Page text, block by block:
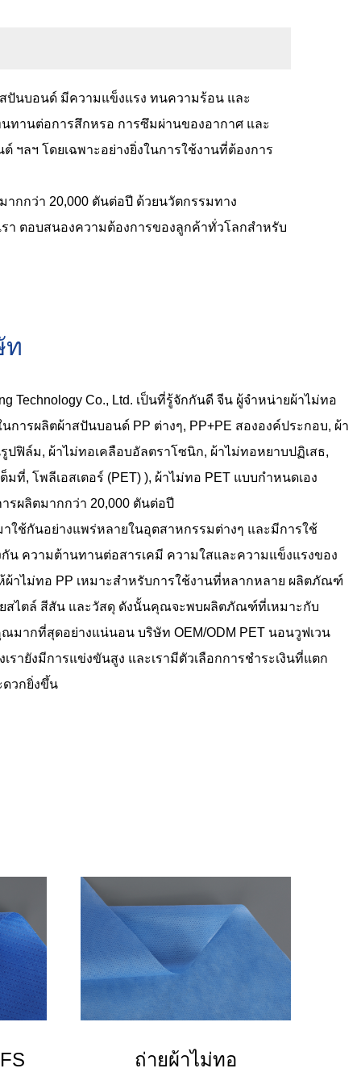
ปันบอนด์ มีความแข็งแรง ทนความร้อน และ
นทานต่อการสึกหรอ การซึมผ่านของอากาศ และ
ฯลฯ โดยเฉพาะอย่างยิ่งในการใช้งานที่ต้องการ
ากกว่า 20,000 ตันต่อปี ด้วยนวัตกรรมทาง
า ตอบสนองความต้องการของลูกค้าทั่วโลกสำหรับ
ท
Technology Co., Ltd. เป็นที่รู้จักกันดี จีน ผู้จำหน่ายผ้าไม่ทอ
นการผลิตผ้าสปันบอนด์ PP ต่างๆ, PP+PE สององค์ประกอบ, ผ้า
ปฟิล์ม, ผ้าไม่ทอเคลือบอัลตราโซนิก, ผ้าไม่ทอหยาบปฏิเสธ,
มที่, โพลีเอสเตอร์ (PET) ), ผ้าไม่ทอ PET แบบกำหนดเอง
รผลิตมากกว่า 20,000 ตันต่อปี
ใช้กันอย่างแพร่หลายในอุตสาหกรรมต่างๆ และมีการใช้
น ความต้านทานต่อสารเคมี ความใสและความแข็งแรงของ
ผ้าไม่ทอ PP เหมาะสำหรับการใช้งานที่หลากหลาย ผลิตภัณฑ์
สไตล์ สีสัน และวัสดุ ดังนั้นคุณจะพบผลิตภัณฑ์ที่เหมาะกับ
ณมากที่สุดอย่างแน่นอน บริษัท OEM/ODM PET นอนวูฟเวน
รายังมีการแข่งขันสูง และเรามีตัวเลือกการชำระเงินที่แตก
วกยิ่งขึ้น
ถ่ายผ้าไม่ทอ